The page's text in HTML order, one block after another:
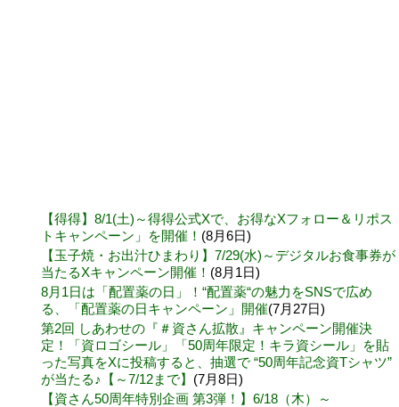
【得得】8/1(土)～得得公式Xで、お得なXフォロー＆リポス
トキャンペーン」を開催！ (8月6日)
【玉子焼・お出汁ひまわり】7/29(水)～デジタルお食事券が
当たるXキャンペーン開催！ (8月1日)
8月1日は「配置薬の日」！“配置薬“の魅力をSNSで広め
る、「配置薬の日キャンペーン」開催(7月27日)
第2回 しあわせの『＃資さん拡散』キャンペーン開催決
定！「資ロゴシール」「50周年限定！キラ資シール」を貼
った写真をXに投稿すると、抽選で “50周年記念資Tシャツ”
が当たる♪【～7/12まで】 (7月8日)
【資さん50周年特別企画 第3弾！】6/18（木）～